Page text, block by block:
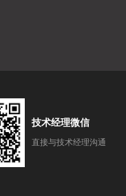
技术经理微信
直接与技术经理沟通